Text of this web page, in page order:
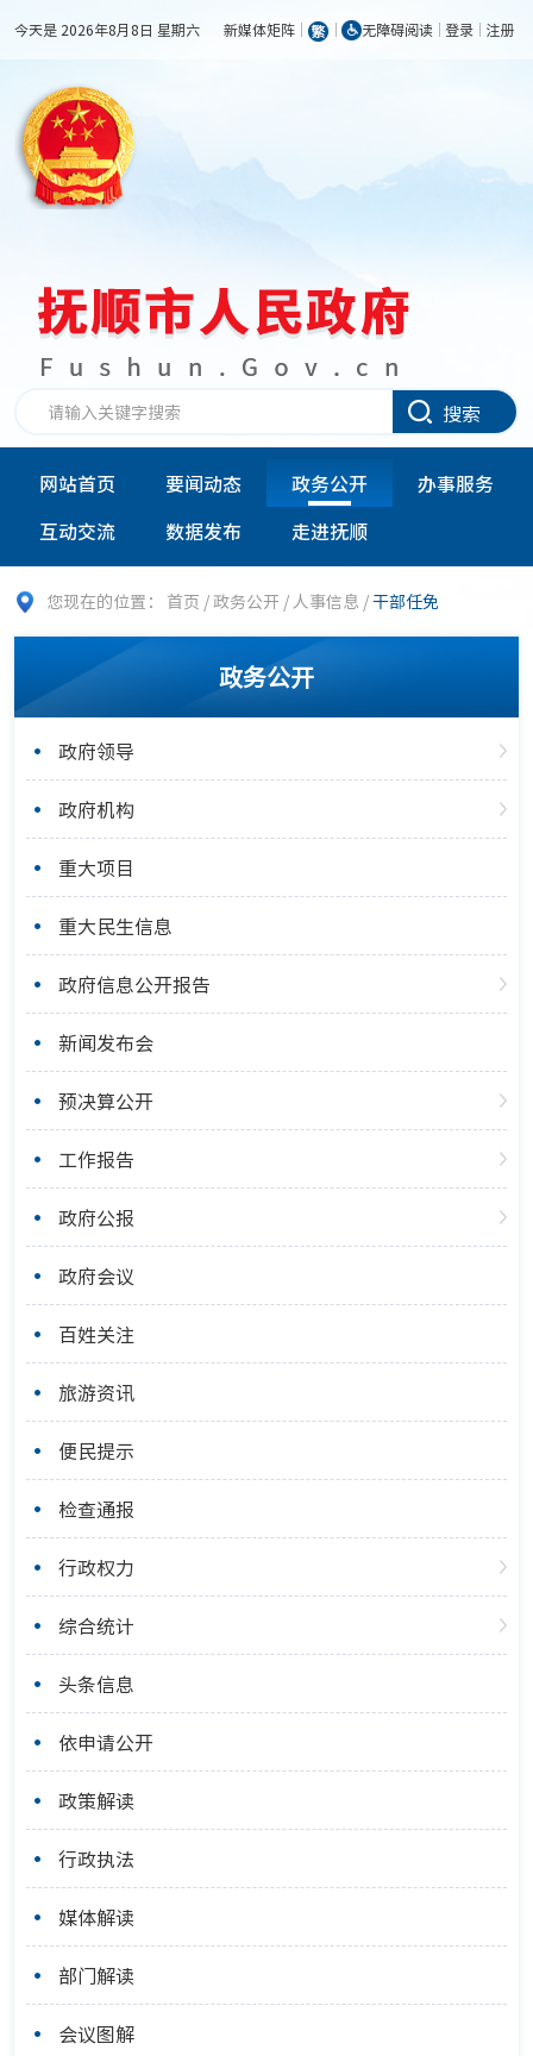
今天是 2026年8月8日 星期六 新媒体矩阵 无障碍阅读 登录 注册
搜索
网站首页 要闻动态 政务公开
办事服务
互动交流
数据发布 走进抚顺
您现在的位置： 首页 /政务公开 /人事信息 /干部任免
政务公开
政府领导
政府机构
重大项目
重大民生信息
政府信息公开报告
新闻发布会
预决算公开
工作报告
政府公报
政府会议
百姓关注
旅游资讯
便民提示
检查通报
行政权力
综合统计
头条信息
依申请公开
政策解读
行政执法
媒体解读
部门解读
会议图解